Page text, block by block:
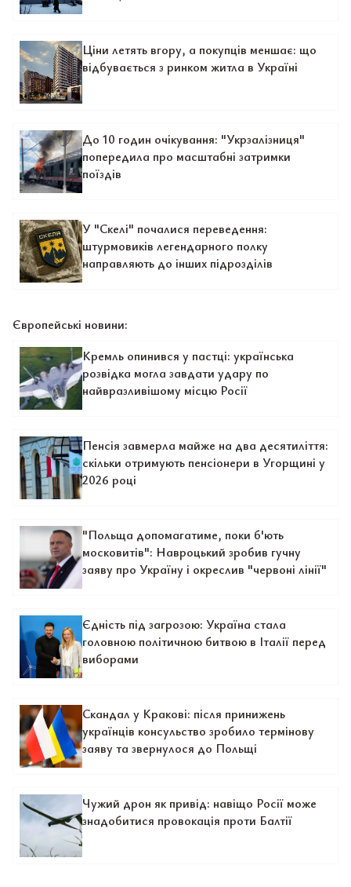
Ціни летять вгору, а покупців меншає: що
відбувається з ринком житла в Україні
До 10 годин очікування: "Укрзалізниця"
попередила про масштабні затримки
поїздів
У "Скелі" почалися переведення:
штурмовиків легендарного полку
направляють до інших підрозділів
Європейські новини:
Кремль опинився у пастці: українська
розвідка могла завдати удару по
найвразливішому місцю Росії
Пенсія завмерла майже на два десятиліття:
скільки отримують пенсіонери в Угорщині у
2026 році
"Польща допомагатиме, поки б'ють
московитів": Навроцький зробив гучну
заяву про Україну і окреслив "червоні лінії"
Єдність під загрозою: Україна стала
головною політичною битвою в Італії перед
виборами
Скандал у Кракові: після принижень
українців консульство зробило термінову
заяву та звернулося до Польщі
Чужий дрон як привід: навіщо Росії може
знадобитися провокація проти Балтії